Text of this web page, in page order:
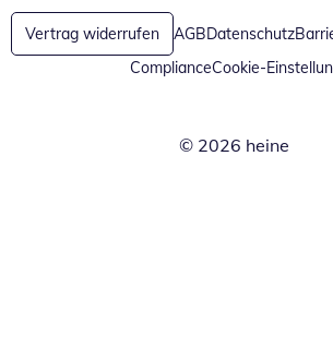
Vertrag widerrufen AGBDatenschutz
ComplianceCookie-
© 2026 heine